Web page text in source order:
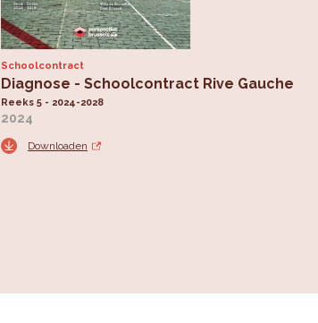
Schoolcontract
Diagnose - Schoolcontract Rive Gauche
Reeks 5 - 2024-2028
2024
Downloaden